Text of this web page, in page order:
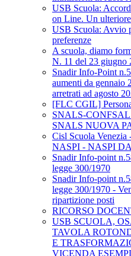
USB Scuola:
on Line. Un
USB Scuola: Avvio
preferenze
A scuola, diamo
N. 11 del 23 giugno
Snadir Info-Point
aumenti da gennaio
arretrati ad agosto
[FLC CGIL]
SNALS-CONFSAL
SNALS NUOVA
Cisl Scuola Venezia
NASPI - NASPI
Snadir Info-point
legge 300/1970
Snadir Info-point
legge 300/1970 -
ripartizione posti
RICORSO
USB SCUOLA,
TAVOLA
E
VICENDA